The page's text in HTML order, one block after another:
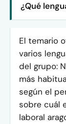
¿Qué
El temario
varios
del grupo:
más
según el
sobre cuál
laboral